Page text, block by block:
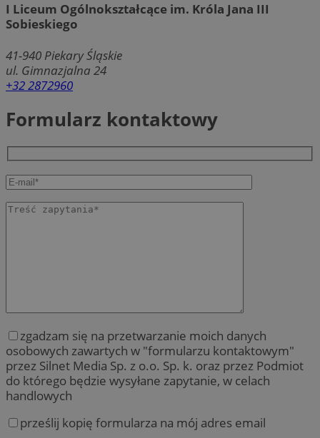
I Liceum Ogólnokształcące im. Króla Jana III
Sobieskiego
41-940 Piekary Śląskie
ul. Gimnazjalna 24
+32 2872960
Formularz kontaktowy
zgadzam się na przetwarzanie moich danych
osobowych zawartych w "formularzu kontaktowym"
przez Silnet Media Sp. z o.o. Sp. k. oraz przez Podmiot
do którego będzie wysyłane zapytanie, w celach
handlowych
prześlij kopię formularza na mój adres email